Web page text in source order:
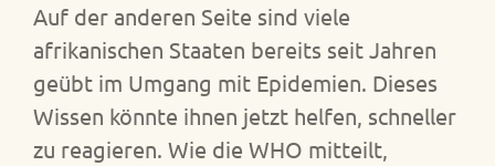
Auf der anderen Seite sind viele
afrikanischen Staaten bereits seit Jahren
geübt im Umgang mit Epidemien. Dieses
Wissen könnte ihnen jetzt helfen, schneller
zu reagieren. Wie die WHO mitteilt,